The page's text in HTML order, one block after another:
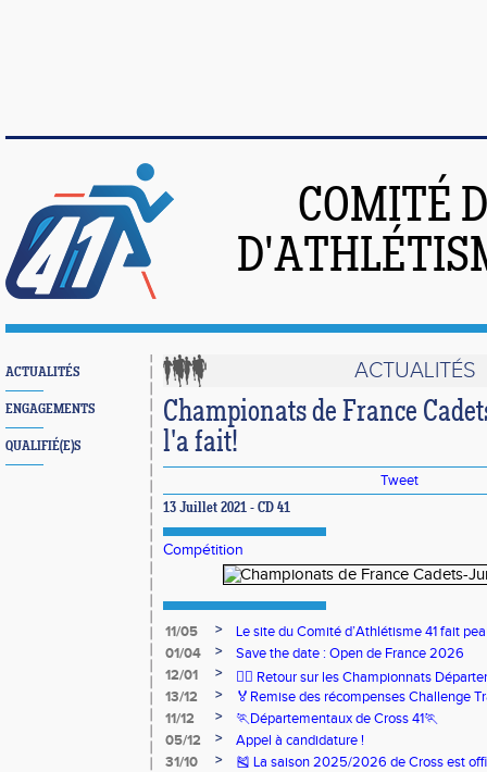
COMITÉ
ACTUALITÉS
ENGAGEMENTS
QUALIFIÉ(E)S
ACTUALITÉS
Championats de France
l'a fait!
Tweet
13 Juillet 2021 - CD 41
Compétition
11/05 >
Le site du Comité d’Athlétisme 41 fait
01/04
>
Save the date : Open de France 2026
12/01
>
🏃‍♂️ Retour sur les Championnats
13/12
>
🏅Remise des récompenses Challenge
11/12
>
🏃Départementaux de Cross 41🏃
05/12
>
Appel à candidature !
31/10
>
🎽 La saison 2025/2026 de Cross est